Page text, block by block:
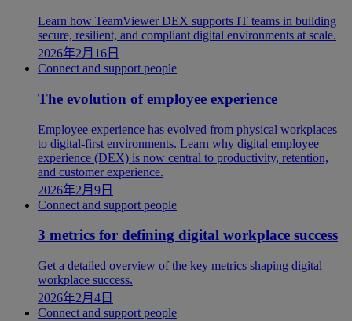
Learn how TeamViewer DEX supports IT teams in building
secure, resilient, and compliant digital environments at scale.
2026年2月16日
Connect and support people
The evolution of employee experience
Employee experience has evolved from physical workplaces
to digital-first environments. Learn why digital employee
experience (DEX) is now central to productivity, retention,
and customer experience.
2026年2月9日
Connect and support people
3 metrics for defining digital workplace success
Get a detailed overview of the key metrics shaping digital
workplace success.
2026年2月4日
Connect and support people